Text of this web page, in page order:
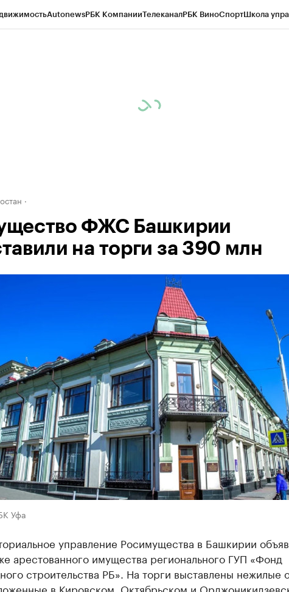
AutonewsРБК КомпанииТелеканалРБК ВиноСпортШкола
ФЖС Башкирии
на торги за 390 млн
Уфа
управление Росимущества в Башкирии
арестованного имущества регионального ГУП «Фонд
строительства РБ». На торги выставлены нежилые
в Кировском, Октябрьском и